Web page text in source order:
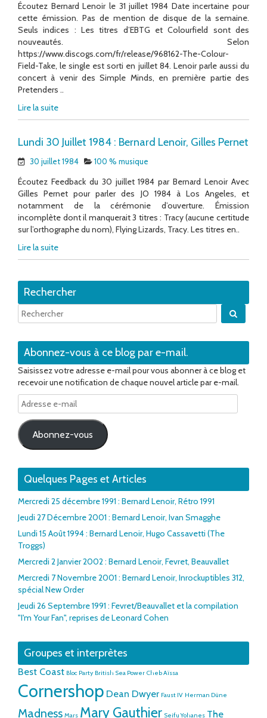
Écoutez Bernard Lenoir le 31 juillet 1984 Date incertaine pour
cette émission. Pas de mention de disque de la semaine.
Seuls indices : Les titres d’EBTG et Colourfield sont des
nouveautés. Selon
https://www.discogs.com/fr/release/968162-The-Colour-
Field-Take, le single est sorti en juillet 84. Lenoir parle aussi du
concert à venir des Simple Minds, en première partie des
Pretenders ..
Lire la suite
Lundi 30 Juillet 1984 : Bernard Lenoir, Gilles Pernet
30 juillet 1984 100 % musique
Écoutez Feedback du 30 juillet 1984 par Bernard Lenoir Avec
Gilles Pernet pour parler des JO 1984 à Los Angeles, et
notamment de la cérémonie d’ouverture. Émission
incomplète dont il manquerait 3 titres : Tracy (aucune certitude
sur l’orthographe du nom), Flying Lizards, Tracy. Les titres en..
Lire la suite
Rechercher
Abonnez-vous à ce blog par e-mail.
Saisissez votre adresse e-mail pour vous abonner à ce blog et
recevoir une notification de chaque nouvel article par e-mail.
Adresse
e-
mail
Abonnez-vous
Quelques Pages et Articles
Mercredi 25 décembre 1991 : Bernard Lenoir, Rétro 1991
Jeudi 27 Décembre 2001 : Bernard Lenoir, Ivan Smagghe
Lundi 15 Août 1994 : Bernard Lenoir, Hugo Cassavetti (The
Troggs)
Mercredi 2 Janvier 2002 : Bernard Lenoir, Fevret, Beauvallet
Mercredi 7 Novembre 2001 : Bernard Lenoir, Inrockuptibles 312,
spécial New Order
Jeudi 26 Septembre 1991 : Fevret/Beauvallet et la compilation
"I'm Your Fan", reprises de Leonard Cohen
Groupes et interprètes
Best Coast Bloc Party British Sea Power Cheb Aïssa
Cornershop Dean Dwyer Faust IV Herman Düne
Madness Mars Mary Gauthier Seifu Yohanes The